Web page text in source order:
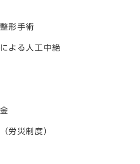
形手術
よる人工中絶
労災制度）